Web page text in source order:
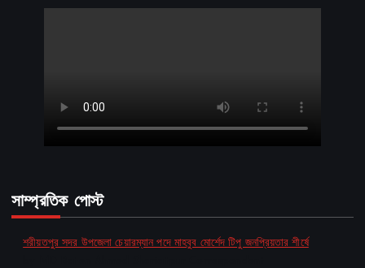
সাম্প্রতিক পোস্ট
শরীয়তপুর সদর উপজেলা চেয়ারম্যান পদে মাহবুব মোর্শেদ টিপু জনপ্রিয়তার শীর্ষে